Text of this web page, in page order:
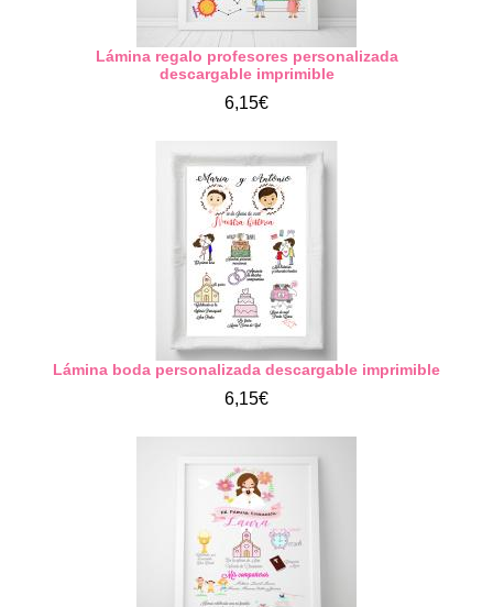
Lámina regalo profesores personalizada
descargable imprimible
6,15€
Lámina boda personalizada descargable imprimible
6,15€